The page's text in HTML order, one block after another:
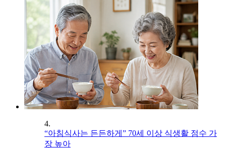
4.
“아침식사는 든든하게” 70세 이상 식생활 점수 가
장 높아